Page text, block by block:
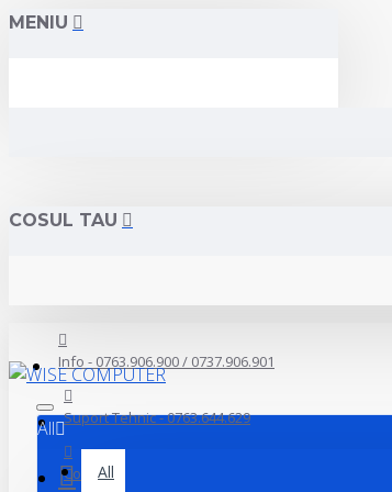
MENIU
COSUL TAU
Info - 0763.906.900 / 0737.906.901
Suport Tehnic - 0763.644.629
Contact
All
All